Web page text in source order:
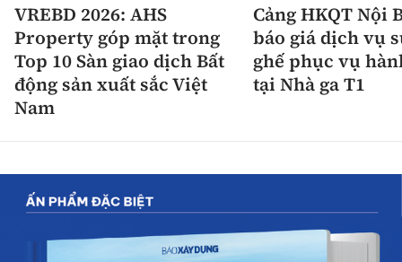
VREBD 2026: AHS
Property góp mặt trong
Top 10 Sàn giao dịch Bất
động sản xuất sắc Việt
Nam
Cảng HKQT Nội
báo giá dịch vụ
ghế phục vụ
tại Nhà ga T1